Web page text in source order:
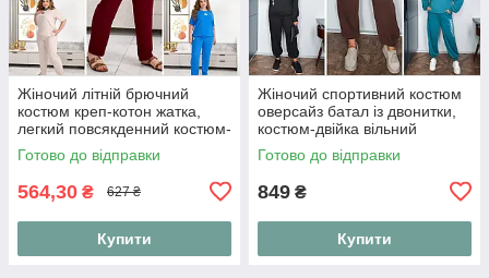
Жіночий літній брючний
костюм креп-котон жатка,
легкий повсякденний костюм-
двійка футболка та штани на
резинці "Linen Style"
Готово до відправки
564,30 ₴ 627 ₴
Купити
Жіночий спортивний костюм
оверсайз батал із двонитки,
костюм-двійка вільний
світшот та штани джогери
"Urban Ov
Готово до відправки
849 ₴
Купити